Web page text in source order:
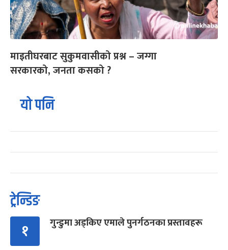
माइतीघरबाट सुकुमवासीको प्रश्न – जग्गा
सरकारको, जनता कसको ?
यो पनि
ट्रेन्डिङ
१ गुन्डुमा अड्किए एमाले पुनर्गठनका प्रस्तावहरू